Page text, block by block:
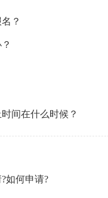
？
间在什么时候？
如何申请?